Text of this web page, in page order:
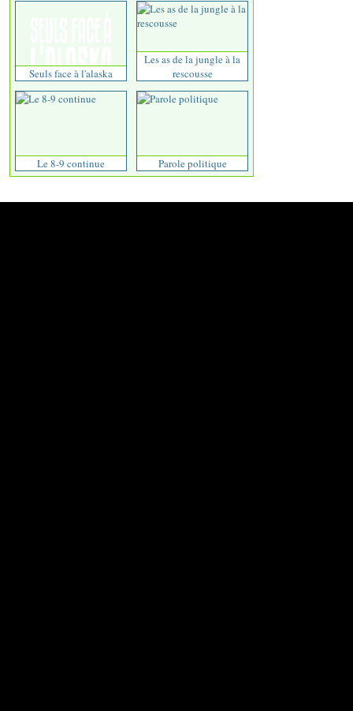
Seuls face à l'alaska
Les as de la jungle à la
rescousse
Le 8-9 continue Parole politique